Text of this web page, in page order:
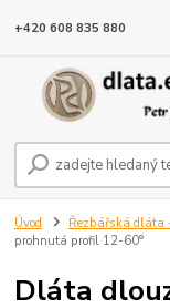
+420 608 835 880
Úvod Řezbářská dláta
prohnutá profil 12-60°
Dláta